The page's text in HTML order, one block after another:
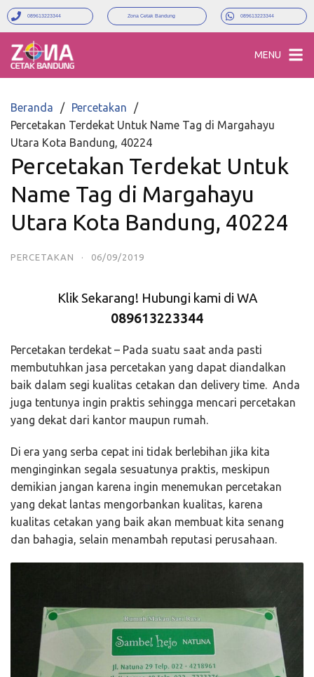
089613223344 Zona Cetak Bandung 089613223344
MENU
Beranda
Percetakan
Percetakan Terdekat Untuk Name Tag di Margahayu
Utara Kota Bandung, 40224
Percetakan Terdekat Untuk
Name Tag di Margahayu
Utara Kota Bandung, 40224
PERCETAKAN · 06/09/2019
Klik Sekarang! Hubungi kami di WA
089613223344
Percetakan terdekat – Pada suatu saat anda pasti
membutuhkan jasa percetakan yang dapat diandalkan
baik dalam segi kualitas cetakan dan delivery time. Anda
juga tentunya ingin praktis sehingga mencari percetakan
yang dekat dari kantor maupun rumah.
Di era yang serba cepat ini tidak berlebihan jika kita
menginginkan segala sesuatunya praktis, meskipun
demikian jangan karena ingin menemukan percetakan
yang dekat lantas mengorbankan kualitas, karena
kualitas cetakan yang baik akan membuat kita senang
dan bahagia, selain menambah reputasi perusahaan.